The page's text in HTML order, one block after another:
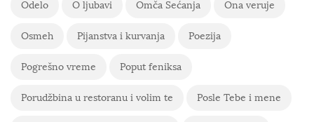
Odelo O ljubavi Omča Sećanja Ona veruje
Osmeh Pijanstva i kurvanja Poezija
Pogrešno vreme Poput feniksa
Porudžbina u restoranu i volim te Posle Tebe i mene